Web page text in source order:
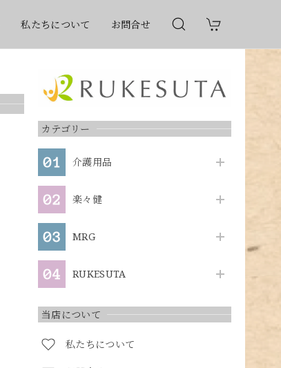
私たちについて お問合せ
カテゴリー
介護用品
楽々健
MRG
RUKESUTA
当店について
私たちについて